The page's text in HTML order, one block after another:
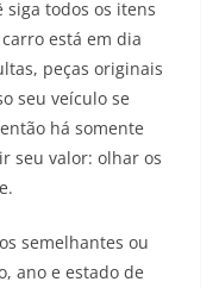
siga todos os itens
está em dia
peças originais
seu veículo se
há somente
seu valor: olhar os
semelhantes ou
ano e estado de